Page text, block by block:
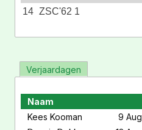
14 ZSC'62 1
Verjaardagen
Naam
Kees Kooman
9 Aug